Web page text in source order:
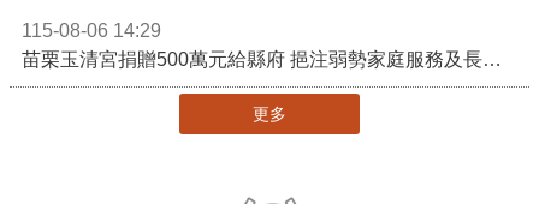
115-08-06 14:29
苗栗玉清宮捐贈500萬元給縣府 挹注弱勢家庭服務及長照醫療資源
更多